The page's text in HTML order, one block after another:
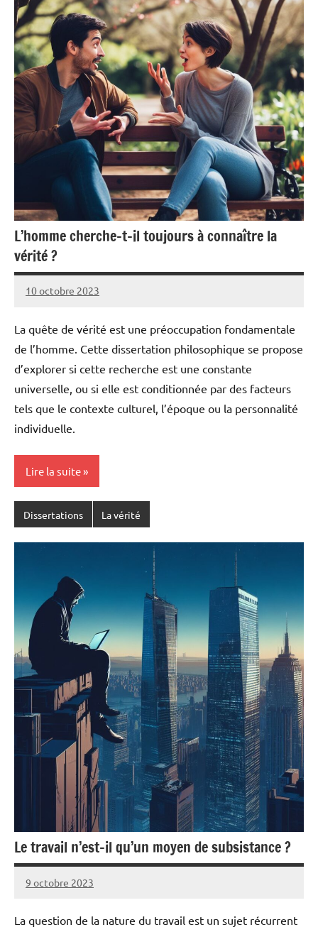
L’homme cherche-t-il toujours à connaître la
vérité ?
10 octobre 2023
Pierre
Aucun
La quête de vérité est une préoccupation fondamentale
de l’homme. Cette dissertation philosophique se propose
d’explorer si cette recherche est une constante
universelle, ou si elle est conditionnée par des facteurs
tels que le contexte culturel, l’époque ou la personnalité
individuelle.
Lire la suite
Dissertations La vérité
Le travail n’est-il qu’un moyen de subsistance ?
9 octobre 2023
Pierre
Aucun
La question de la nature du travail est un sujet récurrent